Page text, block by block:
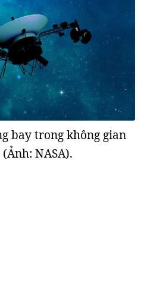
bay trong không gian
NASA).